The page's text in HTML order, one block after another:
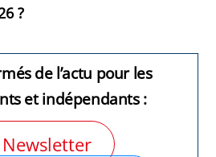
?
de l’actu pour les
et indépendants :
Newsletter